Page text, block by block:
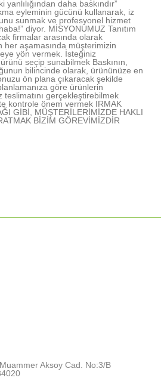
yanlılığından daha baskındır”
eyleminin gücünü kullanarak, iz
sunmak ve profesyonel hizmet
diyor. MİSYONUMUZ Tanıtım
firmalar arasında olarak
her aşamasında müşterimizin
yön vermek. İsteğiniz
seçip sunabilmek Baskının,
bilincinde olarak, ürününüze en
ön plana çıkaracak şekilde
göre ürünlerin
teslimatını gerçekleştirebilmek
kontrole önem vermek IRMAK
GİBİ, MÜŞTERİLERİMİZDE HAKLI
BİZİM GÖREVİMİZDİR
Aksoy Cad. No:3/B